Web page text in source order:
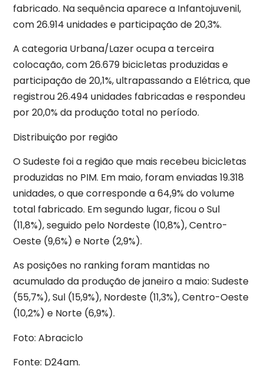
fabricado. Na sequência aparece a Infantojuvenil,
com 26.914 unidades e participação de 20,3%.
A categoria Urbana/Lazer ocupa a terceira
colocação, com 26.679 bicicletas produzidas e
participação de 20,1%, ultrapassando a Elétrica, que
registrou 26.494 unidades fabricadas e respondeu
por 20,0% da produção total no período.
Distribuição por região
O Sudeste foi a região que mais recebeu bicicletas
produzidas no PIM. Em maio, foram enviadas 19.318
unidades, o que corresponde a 64,9% do volume
total fabricado. Em segundo lugar, ficou o Sul
(11,8%), seguido pelo Nordeste (10,8%), Centro-
Oeste (9,6%) e Norte (2,9%).
As posições no ranking foram mantidas no
acumulado da produção de janeiro a maio: Sudeste
(55,7%), Sul (15,9%), Nordeste (11,3%), Centro-Oeste
(10,2%) e Norte (6,9%).
Foto: Abraciclo
Fonte: D24am.